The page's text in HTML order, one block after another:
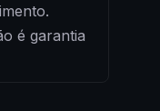
é garantia